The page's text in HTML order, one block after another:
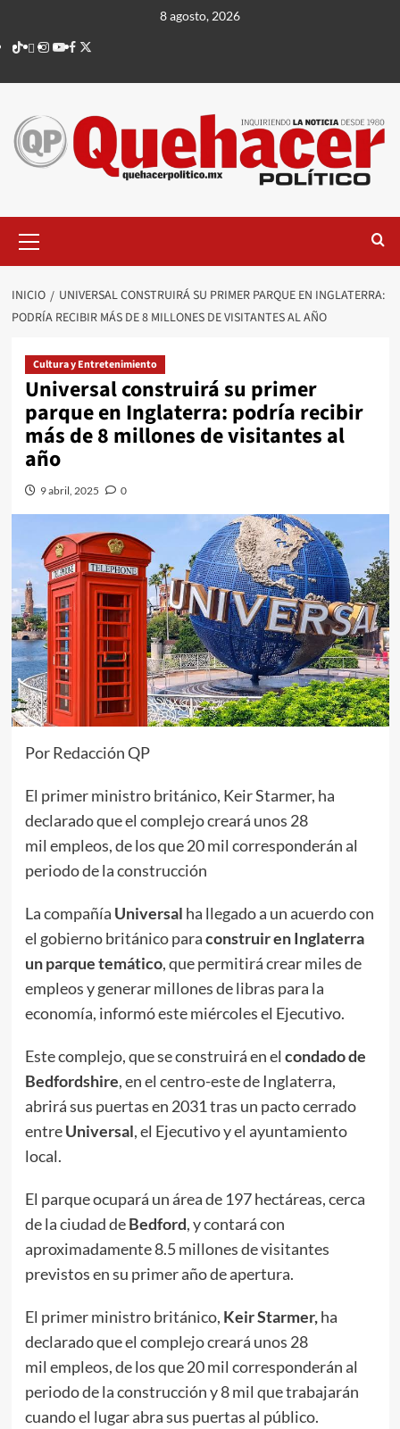
contenido
8 agosto, 2026
TikTok
threads
Instagram
Youtube
Facebook
X
principal
INICIO
UNIVERSAL CONSTRUIRÁ SU PRIMER PARQUE EN INGLATERRA:
PODRÍA RECIBIR MÁS DE 8 MILLONES DE VISITANTES AL AÑO
Cultura y Entretenimiento
Universal construirá su primer
parque en Inglaterra: podría recibir
más de 8 millones de visitantes al
año
9 abril, 2025 0
Por Redacción QP
El primer ministro británico, Keir Starmer, ha
declarado que el complejo creará unos 28
mil empleos, de los que 20 mil corresponderán al
periodo de la construcción
La compañía Universal ha llegado a un acuerdo con
el gobierno británico paraconstruir en Inglaterra
un parque temático, que permitirá crear miles de
empleos y generar millones de libras para la
economía, informó este miércoles el Ejecutivo.
Este complejo, que se construirá en el condado de
Bedfordshire, en el centro-este de Inglaterra,
abrirá sus puertas en 2031 tras un pacto cerrado
entreUniversal, el Ejecutivo y el ayuntamiento
local.
El parque ocupará un área de 197 hectáreas, cerca
de la ciudad deBedford, y contará con
aproximadamente 8.5 millones de visitantes
previstos en su primer año de apertura.
El primer ministro británico, Keir Starmer,ha
declarado que el complejo creará unos 28
mil empleos, de los que 20 mil corresponderán al
periodo de la construcción y 8 mil que trabajarán
cuando el lugar abra sus puertas al público.